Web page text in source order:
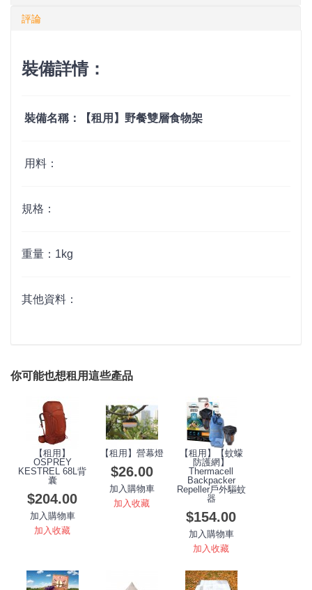
評論
裝備詳情：
裝備名稱：【租用】野餐雙層食物架
用料：
規格：
重量：1kg
其他資料：
你可能也想租用這些產品
【租用】
OSPREY
KESTREL 68L背
囊
$204.00
加入購物車
加入收藏
【租用】營幕燈
$26.00
加入購物車
加入收藏
【租用】【蚊蠓
防護網】
Thermacell
Backpacker
Repeller戶外驅蚊
器
$154.00
加入購物車
加入收藏